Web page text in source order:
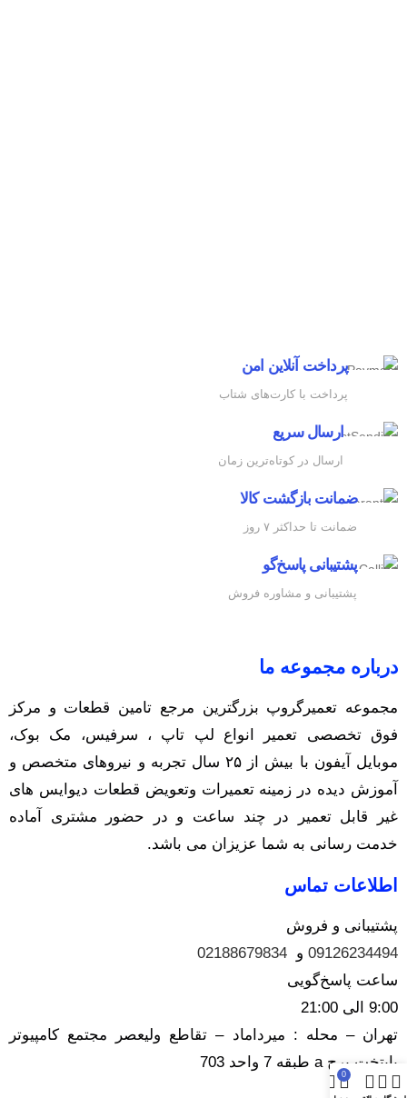
پرداخت آنلاین امن
پرداخت با کارت‌های شتاب
ارسال سریع
ارسال در کوتاه‌ترین زمان
ضمانت بازگشت کالا
ضمانت تا حداکثر ۷ روز
پشتیبانی پاسخ‌گو
پشتیبانی و مشاوره فروش
درباره مجموعه ما
مجموعه تعمیرگروپ بزرگترین مرجع تامین قطعات و مرکز
فوق تخصصی تعمیر انواع لپ تاپ ، سرفیس، مک بوک،
موبایل آیفون با بیش از ۲۵ سال تجربه و نیرو‌های متخصص و
آموزش دیده در زمینه تعمیرات وتعویض قطعات دیوایس های
غیر قابل تعمیر در چند ساعت و در حضور مشتری آماده
خدمت رسانی به شما عزیزان می باشد.
اطلاعات تماس
پشتیبانی و فروش
09126234494 و
ساعت پاسخ‌گویی
9:00 الی 21:00
تهران – محله : میرداماد – تقاطع ولیعصر مجتمع کامپیوتر
پایتخت برج a طبقه 7 واحد 703
0